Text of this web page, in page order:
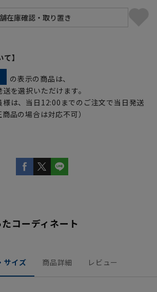
】
の表示の商品は、
を選択いただけます。
様は、当日12:00までのご注文で当日発送
品の場合は対応不可）
コーディネート
サイズ 商品詳細 レビュー